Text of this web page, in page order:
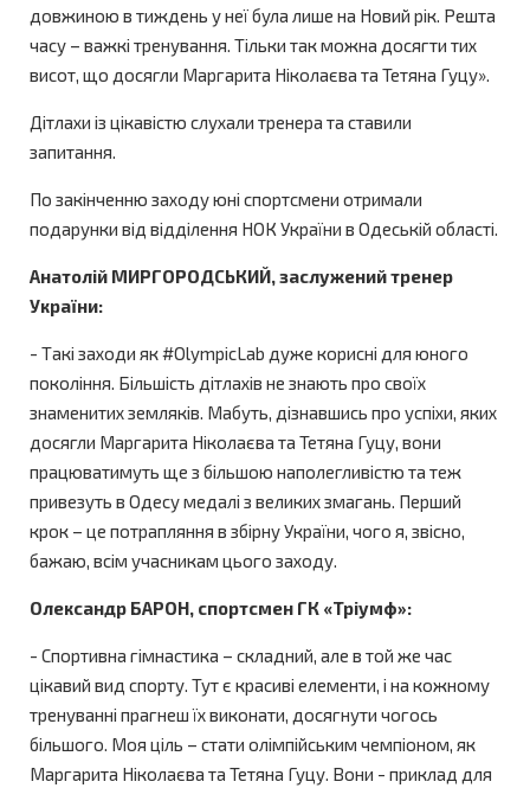
довжиною в тиждень у неї була лише на Новий рік. Решта
часу – важкі тренування. Тільки так можна досягти тих
висот, що досягли Маргарита Ніколаєва та Тетяна Гуцу».
Дітлахи із цікавістю слухали тренера та ставили
запитання.
По закінченню заходу юні спортсмени отримали
подарунки від відділення НОК України в Одеській області.
Анатолій МИРГОРОДСЬКИЙ, заслужений тренер
України:
- Такі заходи як #OlympicLab дуже корисні для юного
покоління. Більшість дітлахів не знають про своїх
знаменитих земляків. Мабуть, дізнавшись про успіхи, яких
досягли Маргарита Ніколаєва та Тетяна Гуцу, вони
працюватимуть ще з більшою наполегливістю та теж
привезуть в Одесу медалі з великих змагань. Перший
крок – це потрапляння в збірну України, чого я, звісно,
бажаю, всім учасникам цього заходу.
Олександр БАРОН, спортсмен ГК «Тріумф»:
- Спортивна гімнастика – складний, але в той же час
цікавий вид спорту. Тут є красиві елементи, і на кожному
тренуванні прагнеш їх виконати, досягнути чогось
більшого. Моя ціль – стати олімпійським чемпіоном, як
Маргарита Ніколаєва та Тетяна Гуцу. Вони - приклад для